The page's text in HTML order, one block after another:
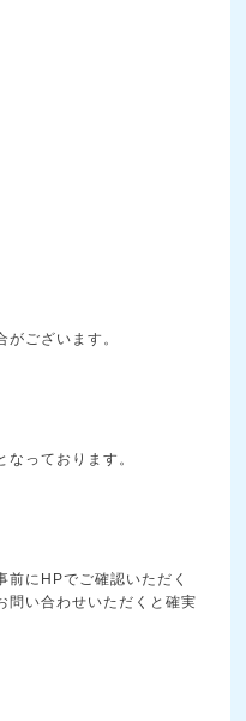
ございます。
っております。
前にHPでご確認いただく
問い合わせいただくと確実